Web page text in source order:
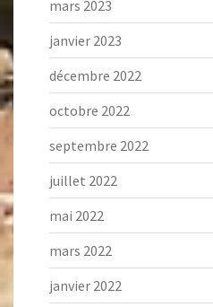
mars 2023
janvier 2023
décembre 2022
octobre 2022
septembre 2022
juillet 2022
mai 2022
mars 2022
janvier 2022